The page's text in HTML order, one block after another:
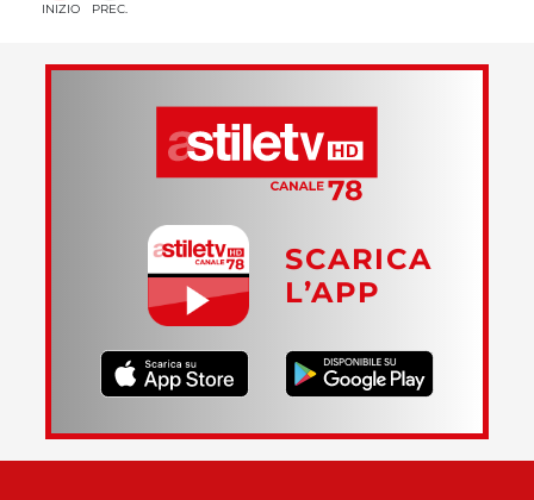
INIZIO PREC.
SCARICA
L’APP